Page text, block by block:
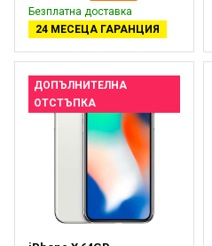
Безплатна доставка
24 МЕСЕЦА ГАРАНЦИЯ
ДОПЪЛНИТЕЛНА
ОТСТЪПКА